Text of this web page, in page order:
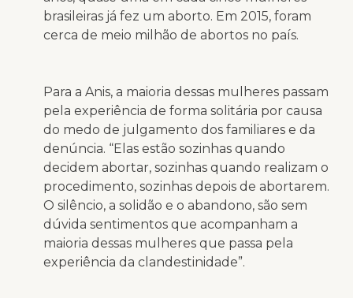
brasileiras já fez um aborto. Em 2015, foram
cerca de meio milhão de abortos no país.
Para a Anis, a maioria dessas mulheres passam
pela experiência de forma solitária por causa
do medo de julgamento dos familiares e da
denúncia. “Elas estão sozinhas quando
decidem abortar, sozinhas quando realizam o
procedimento, sozinhas depois de abortarem.
O silêncio, a solidão e o abandono, são sem
dúvida sentimentos que acompanham a
maioria dessas mulheres que passa pela
experiência da clandestinidade”.